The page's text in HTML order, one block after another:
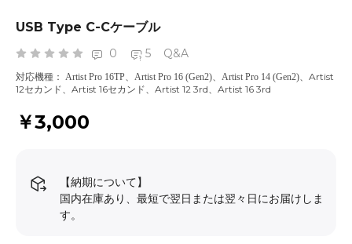
USB Type C-Cケーブル
0 5 Q&A
対応機種： Artist Pro 16TP、 Artist Pro 16 (Gen2)、Artist Pro 14 (Gen2)、Artist
12セカンド、 Artist 16セカンド、Artist 12 3rd、 Artist 16 3rd
￥3,000
【納期について】
国内在庫あり、最短で翌日または翌々日にお届けしま
す。